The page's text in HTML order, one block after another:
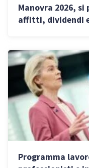
Manovra 2026,
affitti, dividendi
Programma